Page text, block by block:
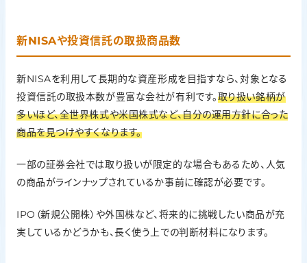
新NISAや投資信託の取扱商品数
新NISAを利用して長期的な資産形成を目指すなら、対象となる
投資信託の取扱本数が豊富な会社が有利です。取り扱い銘柄が
多いほど、全世界株式や米国株式など、自分の運用方針に合った
商品を見つけやすくなります。
一部の証券会社では取り扱いが限定的な場合もあるため、人気
の商品がラインナップされているか事前に確認が必要です。
IPO（新規公開株）や外国株など、将来的に挑戦したい商品が充
実しているかどうかも、長く使う上での判断材料になります。